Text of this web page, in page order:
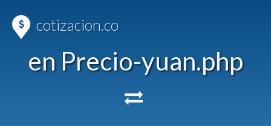
cotizacion.co
en Precio-yuan.php